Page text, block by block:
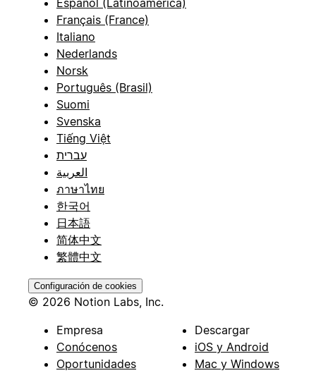
Français (France)
Italiano
Nederlands
Norsk
Português (Brasil)
Suomi
Svenska
Tiếng Việt
עברית
العربية
ภาษาไทย
한국어
日本語
简体中文
繁體中文
Configuración de cookies
© 2026 Notion Labs, Inc.
Empresa
Conócenos
Oportunidades
Descargar
iOS y Android
Mac y Windows